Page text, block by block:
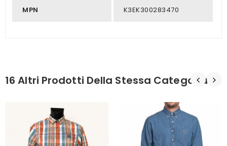
MPN K3EK300283470
16 Altri Prodotti Della Stessa Categoria: